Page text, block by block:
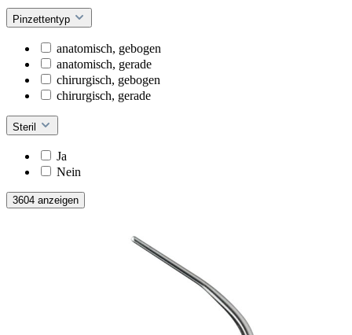
Pinzettentyp
anatomisch, gebogen
anatomisch, gerade
chirurgisch, gebogen
chirurgisch, gerade
Steril
Ja
Nein
3604 anzeigen